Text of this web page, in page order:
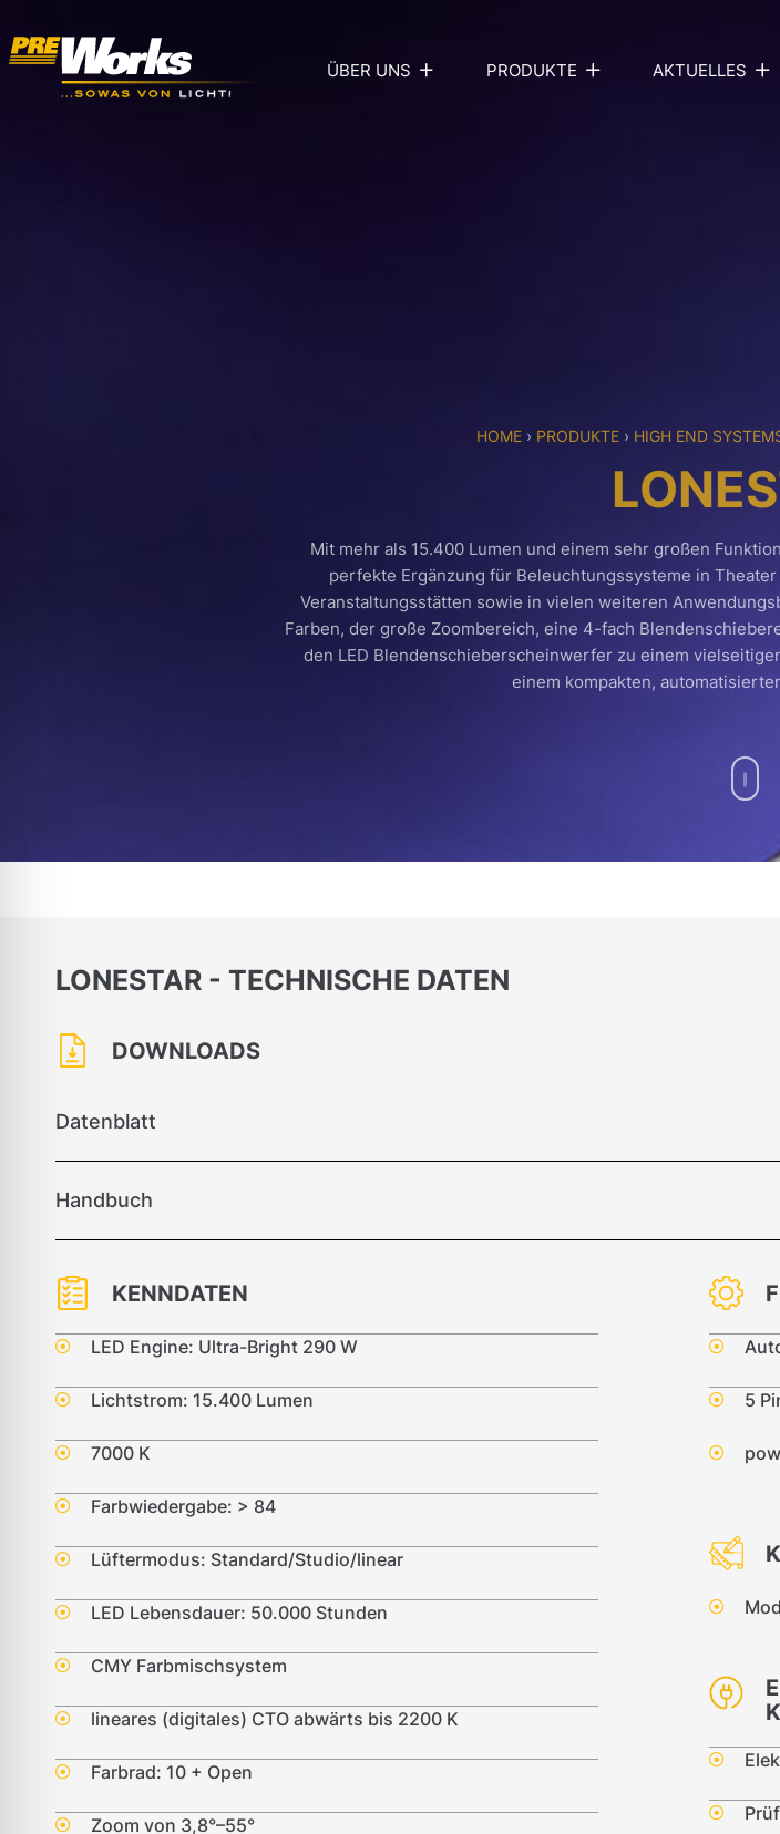
ÜBER UNS PRODUKTE AKTUELLES
HOME › PRODUKTE › HIGH END
Mit mehr als 15.400 Lumen und einem sehr großen
perfekte Ergänzung für Beleuchtungssysteme in
Veranstaltungsstätten sowie in vielen weiteren
Farben, der große Zoombereich, eine 4-fach
den LED Blendenschieberscheinwerfer zu einem
einem kompakten,
LONESTAR - TECHNISCHE DATEN
DOWNLOADS
Datenblatt
Handbuch
KENNDATEN
LED Engine: Ultra-Bright 290 W
Lichtstrom: 15.400 Lumen
7000 K
Farbwiedergabe: > 84
Lüftermodus: Standard/Studio/linear
LED Lebensdauer: 50.000 Stunden
CMY Farbmischsystem
lineares (digitales) CTO abwärts bis 2200 K
Farbrad: 10 + Open
Zoom von 3,8°–55°
5